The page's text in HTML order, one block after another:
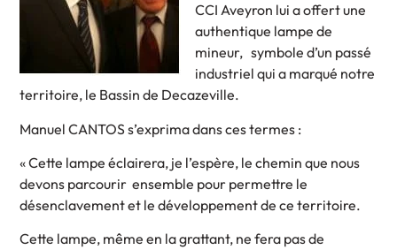
CCI Aveyron lui a offert une
authentique lampe de
mineur, symbole d’un passé
industriel qui a marqué notre
territoire, le Bassin de Decazeville.
Manuel CANTOS s’exprima dans ces termes :
« Cette lampe éclairera, je l’espère, le chemin que nous
devons parcourir ensemble pour permettre le
désenclavement et le développement de ce territoire.
Cette lampe, même en la grattant, ne fera pas de